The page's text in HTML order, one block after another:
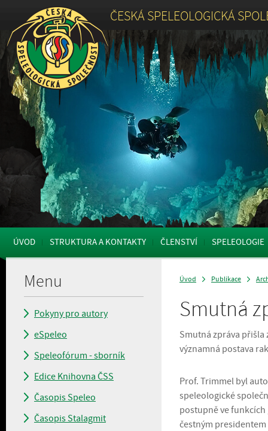
ČESKÁ SPELEOLOGICKÁ
ÚVOD STRUKTURA A KONTAKTY ČLENSTVÍ SPELEOLOGIE
Menu
Pokyny pro autory
eSpeleo
Speleofórum - sborník
Edice Knihovna ČSS
Časopis Speleo
Časopis Stalagmit
Úvod Publikace
Smutná
Smutná zpráva přišla
významná postava
Prof. Trimmel byl
speleologické
postupně ve
čestným